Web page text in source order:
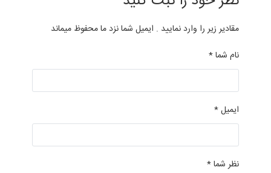
مقادیر زیر را وارد نمایید . ایمیل شما نزد ما محفوظ میماند
نام شما *
ایمیل *
نظر شما *